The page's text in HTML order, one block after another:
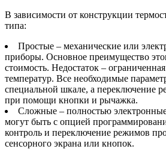
В зависимости от конструкции
типа:
Простые – механические или
приборы. Основное преимущество
стоимость. Недостаток –
температур. Все необходимые
специальной шкале, а переключение
при помощи кнопки и рычажка.
Сложные – полностью
могут быть с опцией
контроль и переключение режимов
сенсорного экрана или кнопок.